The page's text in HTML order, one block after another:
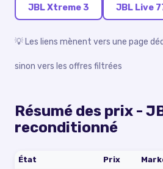
JBL Xtreme 3 JBL Live
💡 Les liens mènent vers une page
sinon vers les offres filtrées
Résumé des prix -
reconditionné
État Prix